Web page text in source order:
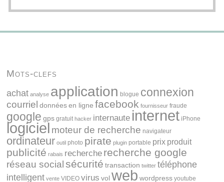
Mots-clefs
achat analyse application blogue connexion
courriel donnéesen ligne facebook fournisseur fraude
google gps gratuit hacker internaute internet iPhone
logiciel moteur de recherche navigateur
ordinateur outil photo pirate plugin portable prix produit
publicité rabais recherche recherche google
réseau social sécurité transaction twitter téléphone
intelligent vente VIDEO virus vol web wordpress youtube